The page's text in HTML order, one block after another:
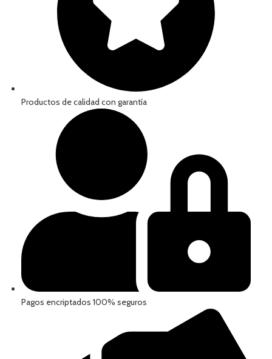
Productos de calidad con garantía
Pagos encriptados 100% seguros